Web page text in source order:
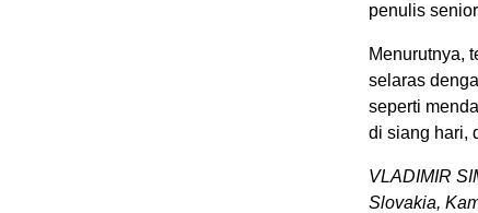
penulis
Menurutnya,
selaras
seperti
di siang hari,
VLADIMIR
Slovakia,